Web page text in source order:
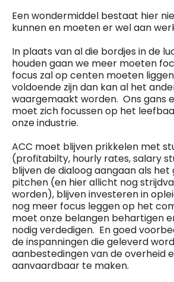
Een wondermiddel bestaat hier
kunnen en moeten er wel aan
In plaats van al die bordjes in de
houden gaan we meer moeten
focus zal op centen moeten
voldoende zijn dan kan al het
waargemaakt worden. Ons gans
moet zich focussen op het
onze industrie.
ACC moet blijven prikkelen met
(profitabilty, hourly rates, salary
blijven de dialoog aangaan als
pitchen (en hier allicht nog
worden), blijven investeren in
nog meer focus leggen op het
moet onze belangen behartigen
nodig verdedigen. En goed
de inspanningen die geleverd
aanbestedingen van de overheid
aanvaardbaar te maken.